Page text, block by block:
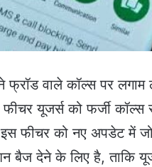
वाले कॉल्स पर
यूजर्स को फर्जी कॉल्स
फीचर को नए अपडेट में
बैज देने के लिए है, ताकि